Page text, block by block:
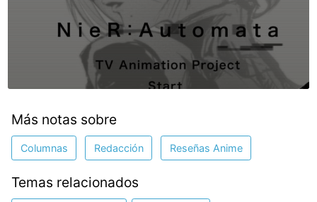
Más notas sobre
Columnas Redacción Reseñas Anime
Temas relacionados